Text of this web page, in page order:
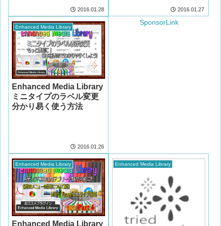
2016.01.28 2016.01.27
Enhanced Media Library
Enhanced Media Library
ミニタイプのラベル変更
分かり易く使う方法
2016.01.26
SponsorLink
Enhanced Media Library
Enhanced Media Library
Enhanced Media Library